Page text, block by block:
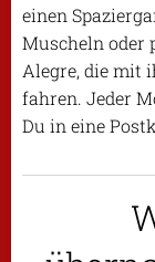
einen
Muscheln oder
Alegre, die mit
fahren. Jeder
Du in eine